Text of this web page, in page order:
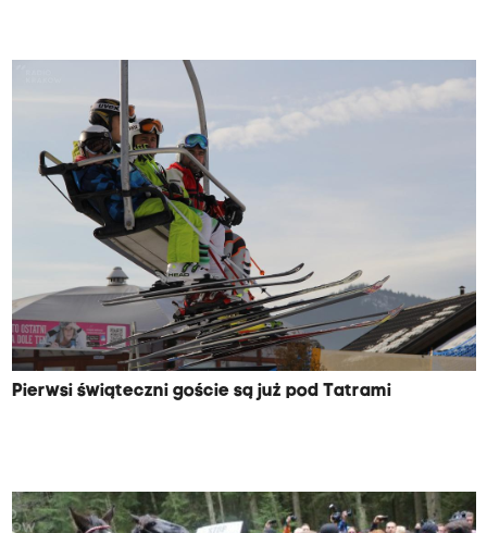
Pierwsi świąteczni goście są już pod Tatrami